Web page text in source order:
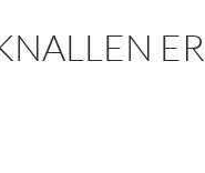
ER